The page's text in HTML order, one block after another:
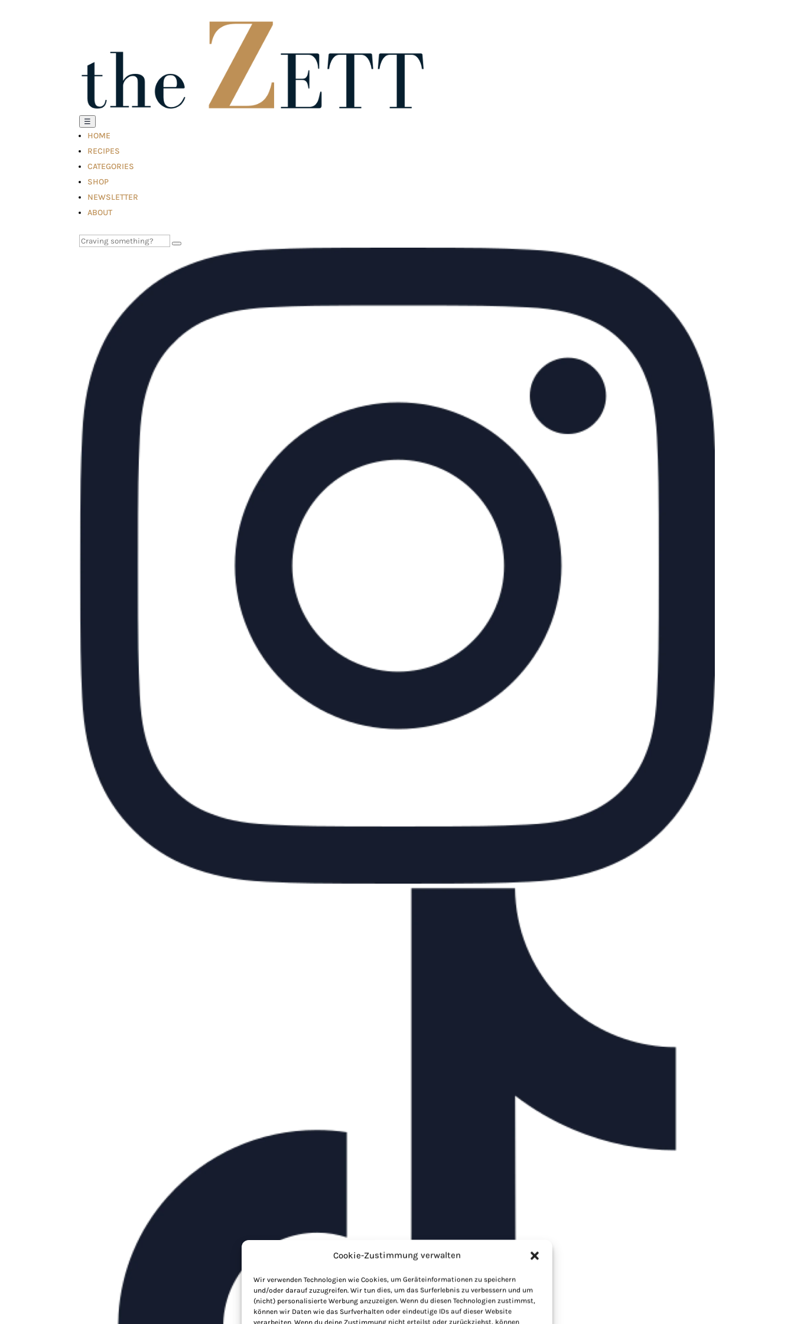
Cookie-Zustimmung verwalten
Wir verwenden Technologien wie Cookies, um Geräteinformationen zu speichern
und/oder darauf zuzugreifen. Wir tun dies, um das Surferlebnis zu verbessern und um
(nicht) personalisierte Werbung anzuzeigen. Wenn du diesen Technologien zustimmst,
können wir Daten wie das Surfverhalten oder eindeutige IDs auf dieser Website
verarbeiten. Wenn du deine Zustimmung nicht erteilst oder zurückziehst, können
☰
HOME
RECIPES
CATEGORIES
SHOP
NEWSLETTER
ABOUT